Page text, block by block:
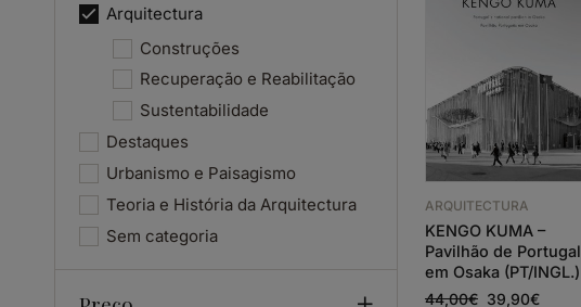
Arquitectura
Construções
Recuperação e Reabilitação
Sustentabilidade
Destaques
Urbanismo e Paisagismo
Teoria e História da Arquitectura
Sem categoria
ARQUITECTURA
KENGO KUMA –
Pavilhão de Portugal
em Osaka (PT/INGL.)
44,00€ 39,90€